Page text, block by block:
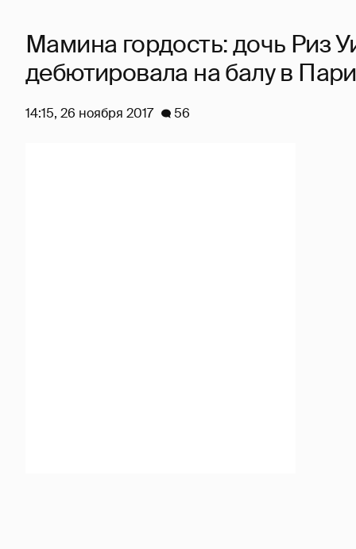
Мамина гордость: дочь Риз
дебютировала на балу в
14:15, 26 ноября 2017 56